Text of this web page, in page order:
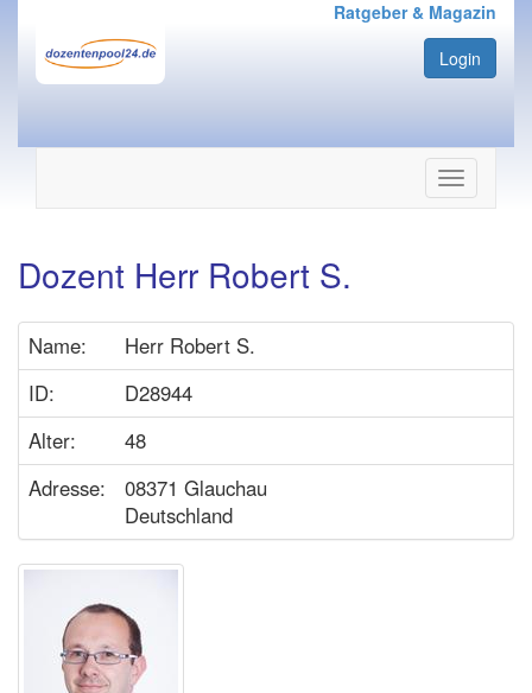
Ratgeber & Magazin
Login
Navigation
ein-/
Dozent Herr Robert S.
Name:
Herr Robert S.
ID:
D28944
Alter:
48
Adresse:
08371 Glauchau
Deutschland